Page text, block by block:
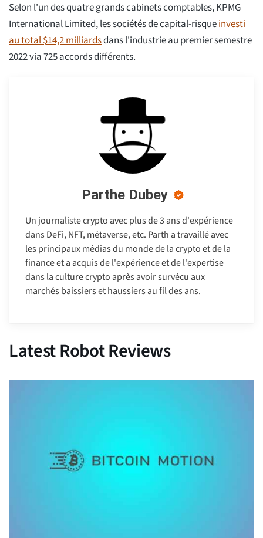
Selon l'un des quatre grands cabinets comptables, KPMG
International Limited, les sociétés de capital-risqueinvesti
au total $14,2 milliardsdans l'industrie au premier semestre
2022 via 725 accords différents.
Parthe Dubey
Un journaliste crypto avec plus de 3 ans d'expérience
dans DeFi, NFT, métaverse, etc. Parth a travaillé avec
les principaux médias du monde de la crypto et de la
finance et a acquis de l'expérience et de l'expertise
dans la culture crypto après avoir survécu aux
marchés baissiers et haussiers au fil des ans.
Latest Robot Reviews